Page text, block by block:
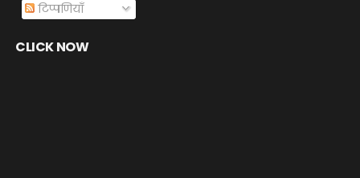
टिप्पणियाँ
CLICK NOW